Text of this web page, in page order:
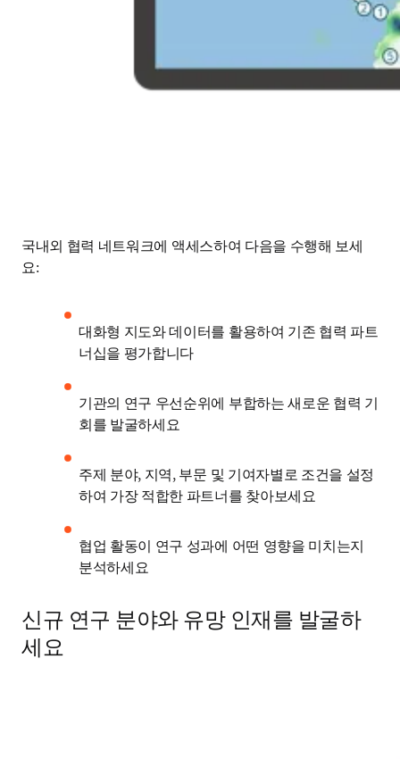
국내외 협력 네트워크에 액세스하여 다음을 수행해 보세
요:
대화형 지도와 데이터를 활용하여 기존 협력 파트
너십을 평가합니다
기관의 연구 우선순위에 부합하는 새로운 협력 기
회를 발굴하세요
주제 분야, 지역, 부문 및 기여자별로 조건을 설정
하여 가장 적합한 파트너를 찾아보세요
협업 활동이 연구 성과에 어떤 영향을 미치는지
분석하세요
신규 연구 분야와 유망 인재를 발굴하
세요